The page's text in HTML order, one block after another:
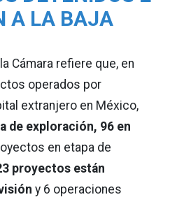
A LA BAJA
Cámara refiere que, en
operados por
extranjero en México,
de exploración, 96 en
en etapa de
proyectos están
y 6 operaciones